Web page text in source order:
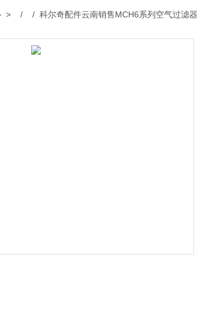
> / / 科尔奇配件云南销售MCH6系列空气过滤器